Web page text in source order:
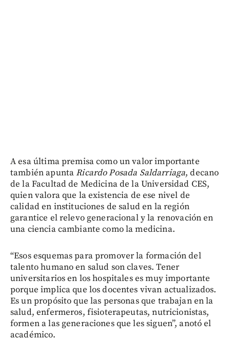
A esa última premisa como un valor importante
también apuntaRicardo Posada Saldarriaga, decano
de la Facultad de Medicina de la Universidad CES,
quien valora que la existencia de ese nivel de
calidad en instituciones de salud en la región
garantice el relevo generacional y la renovación en
una ciencia cambiante como la medicina.
“Esos esquemas para promover la formación del
talento humano en salud son claves. Tener
universitarios en los hospitales es muy importante
porque implica que los docentes vivan actualizados.
Es un propósito que las personas que trabajan en la
salud, enfermeros, fisioterapeutas, nutricionistas,
formen a las generaciones que les siguen”, anotó el
académico.